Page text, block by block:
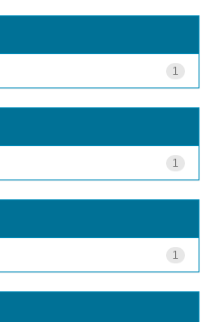
1
1
1